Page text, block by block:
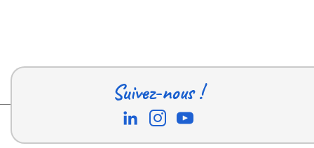
Suivez-nous !